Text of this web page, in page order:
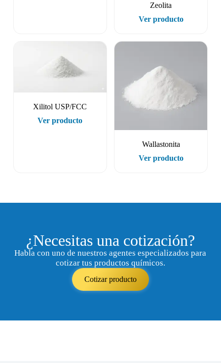
Zeolita
Ver producto
Xilitol USP/FCC
Ver producto
Wallastonita
Ver producto
¿Necesitas una cotización?
Habla con uno de nuestros agentes especializados para
cotizar tus productos químicos.
Cotizar producto